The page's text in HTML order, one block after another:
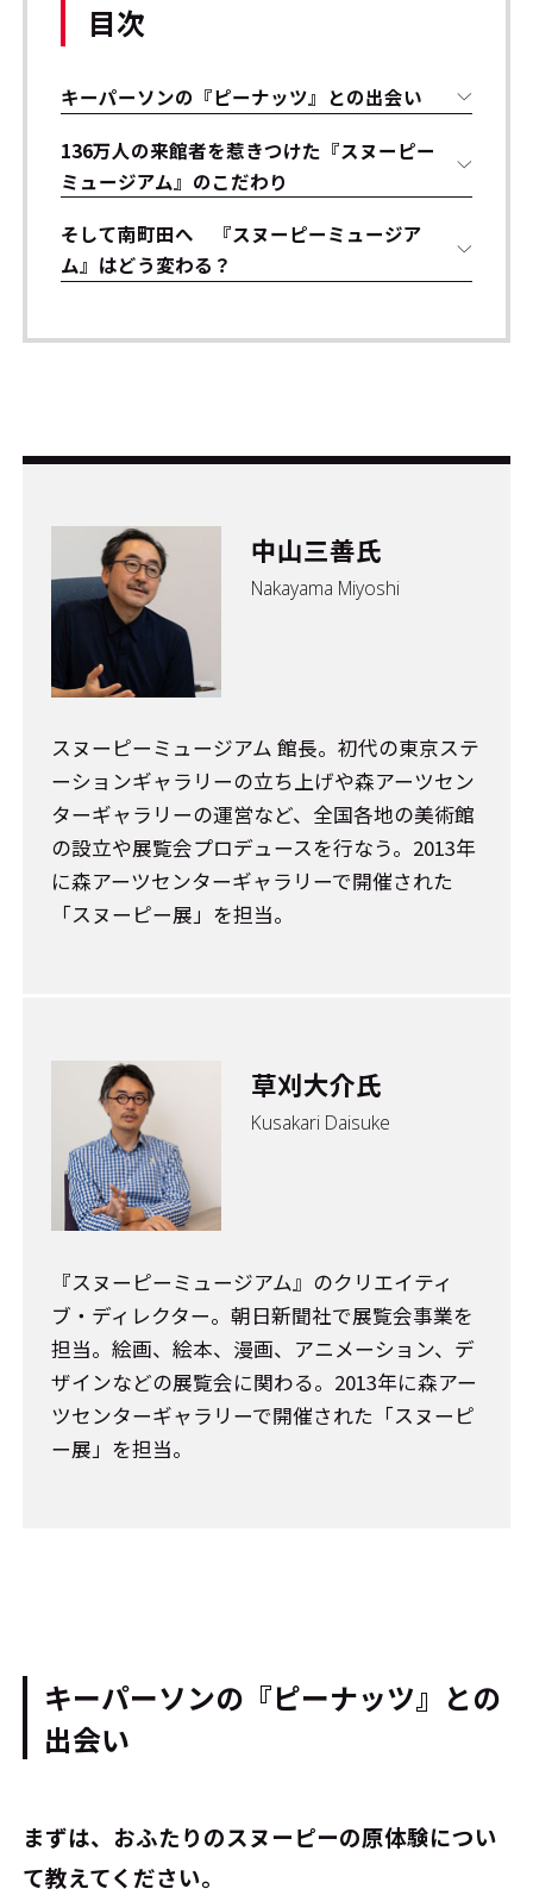
目次
キーパーソンの『ピーナッツ』との出会い
136万人の来館者を惹きつけた『スヌーピー
ミュージアム』のこだわり
そして南町田へ 『スヌーピーミュージア
ム』はどう変わる？
中山三善氏
Nakayama Miyoshi
スヌーピーミュージアム 館長。初代の東京ステ
ーションギャラリーの立ち上げや森アーツセン
ターギャラリーの運営など、全国各地の美術館
の設立や展覧会プロデュースを行なう。2013年
に森アーツセンターギャラリーで開催された
「スヌーピー展」を担当。
草刈大介氏
Kusakari Daisuke
『スヌーピーミュージアム』のクリエイティ
ブ・ディレクター。朝日新聞社で展覧会事業を
担当。絵画、絵本、漫画、アニメーション、デ
ザインなどの展覧会に関わる。2013年に森アー
ツセンターギャラリーで開催された「スヌーピ
ー展」を担当。
キーパーソンの『ピーナッツ』との
出会い
――まずは、おふたりのスヌーピーの原体験につい
て教えてください。